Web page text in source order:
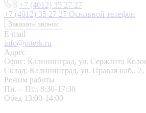
+7 (4012) 35 27 27
+7 (4012) 35 27 27 Основной телефон
Заказать звонок
E-mail
info@piterk.ru
Адрес
Офис: Калининград, ул. Сержанта
Склад: Калининград, ул. Правая наб., 2,
Режим работы
Пн. – Пт.: 8:30-17:30
Обед 13:00-14:00